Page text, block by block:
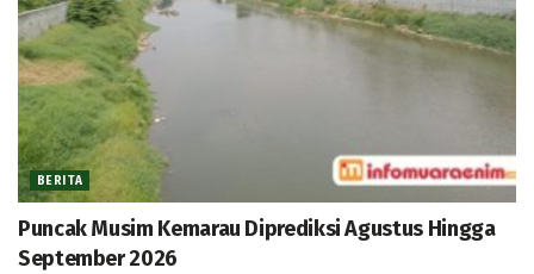
BERITA
Puncak Musim Kemarau Diprediksi Agustus Hingga
September 2026